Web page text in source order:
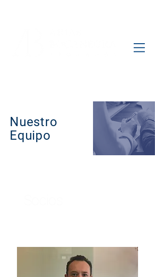
Nuestro
Equipo